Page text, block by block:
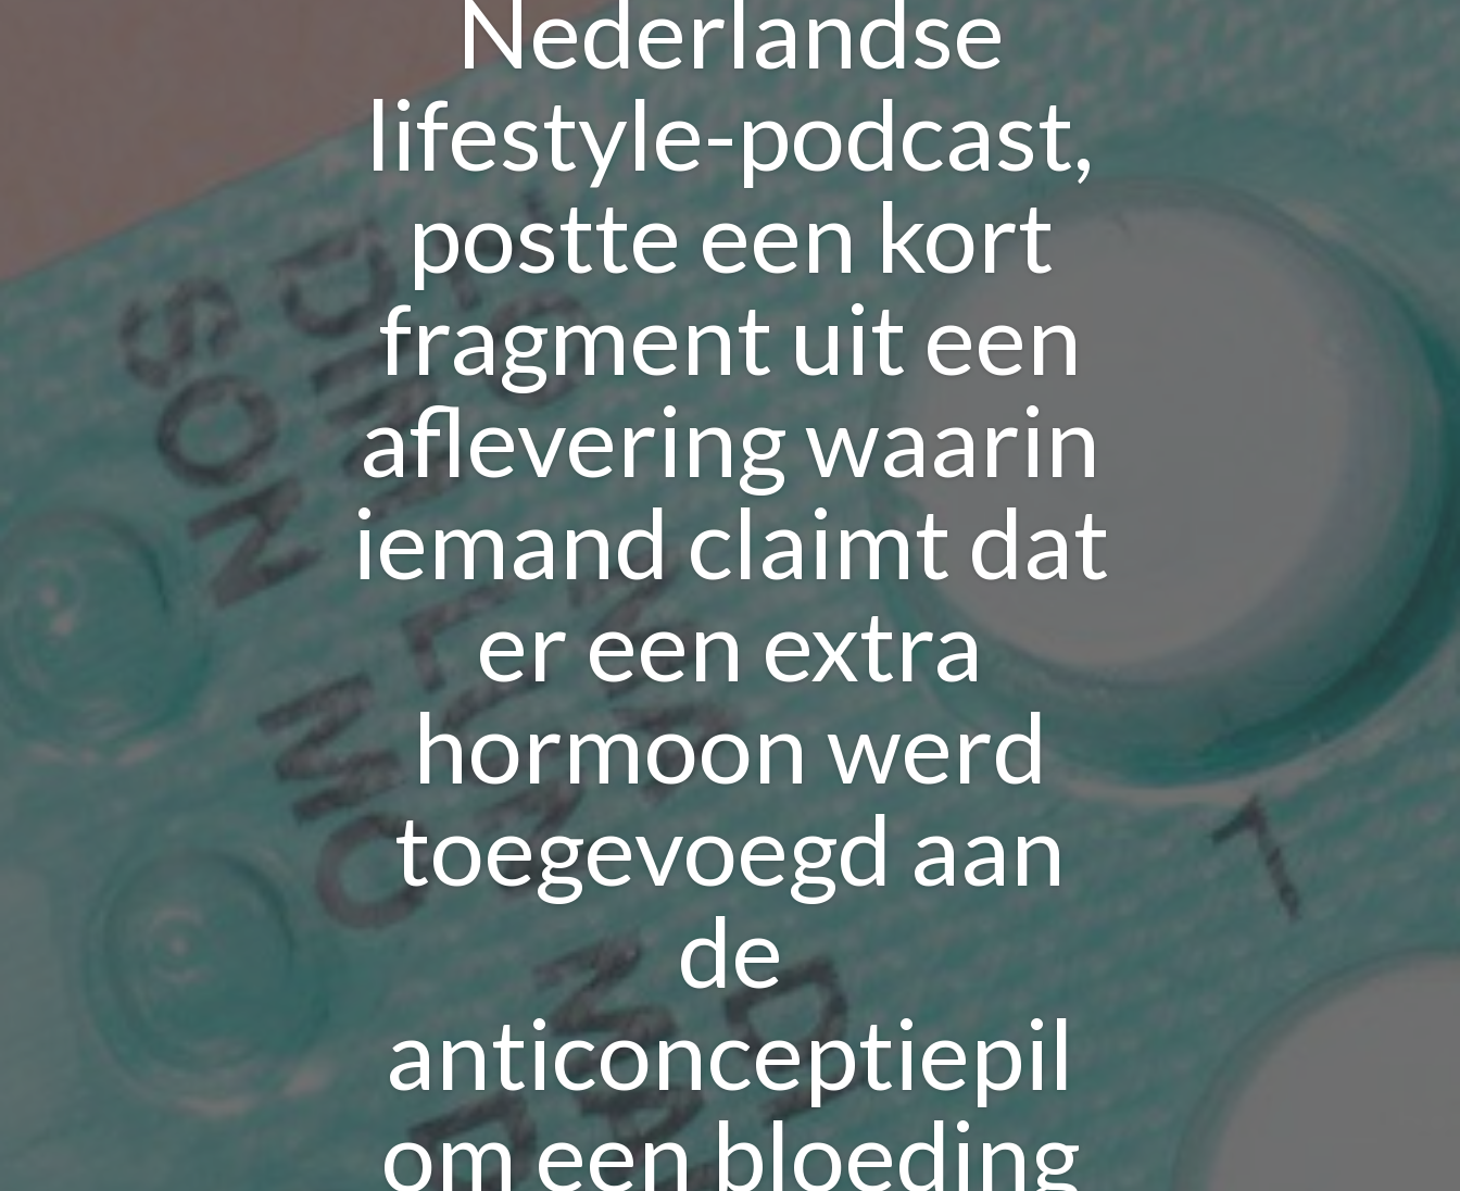
Nederlandse
lifestyle-podcast,
postte een kort
fragment uit een
aflevering waarin
iemand claimt dat
er een extra
hormoon werd
toegevoegd aan
de
anticonceptiepil
om een bloeding